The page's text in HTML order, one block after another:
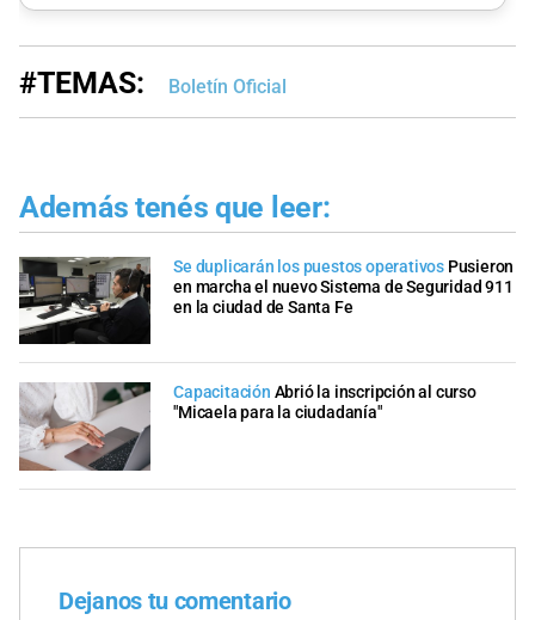
#TEMAS: Boletín Oficial
Además tenés que leer:
Se duplicarán los puestos operativos Pusieron
en marcha el nuevo Sistema de Seguridad 911
en la ciudad de Santa Fe
Capacitación Abrió la inscripción al curso
"Micaela para la ciudadanía"
Dejanos tu comentario